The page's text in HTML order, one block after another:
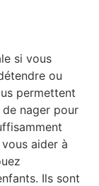
si vous
ou
permettent
nager pour
aider à
Ils sont